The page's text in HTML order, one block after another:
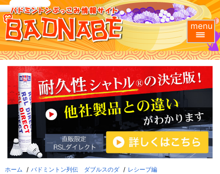
menu
ホーム バドミントン列伝 ダブルスのダ
レシーブ編